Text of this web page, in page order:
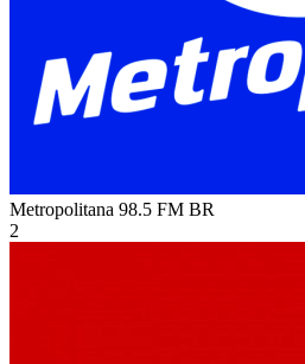
Metropolitana 98.5 FM BR
2